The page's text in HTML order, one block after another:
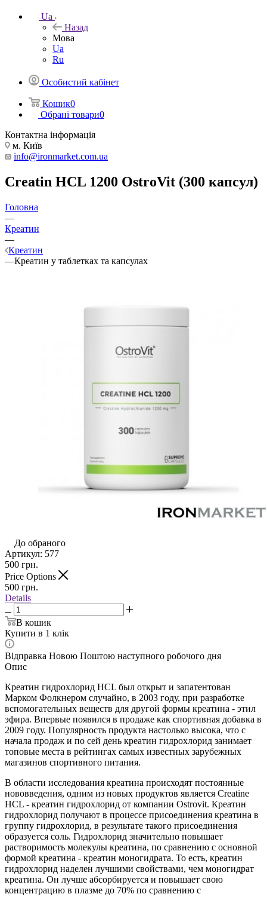
Ua
Назад
Мова
Ua
Ru
Особистий кабінет
Кошик0
Обрані товари0
Контактна інформація
м. Київ
info@ironmarket.com.ua
Creatin HCL 1200 OstroVit (300 капсул)
Головна
—
Креатин
—
Креатин
—Креатин у таблетках та капсулах
До обраного
Артикул: 577
500 грн.
Price Options
500 грн.
Details
В кошик
Купити в 1 клік
Відправка Новою Поштою наступного робочого дня
Опис
Креатин гидрохлорид HCL был открыт и запатентован
Марком Фолкнером случайно, в 2003 году, при разработке
вспомогательных веществ для другой формы креатина - этил
эфира. Впервые появился в продаже как спортивная добавка в
2009 году. Популярность продукта настолько высока, что с
начала продаж и по сей день креатин гидрохлорид занимает
топовые места в рейтингах самых известных зарубежных
магазинов спортивного питания.
В области исследования креатина происходят постоянные
нововведения, одним из новых продуктов является Creatine
HCL - креатин гидрохлорид от компании Ostrovit. Креатин
гидрохлорид получают в процессе присоединения креатина в
группу гидрохлорид, в результате такого присоединения
образуется соль. Гидрохлорид значительно повышает
растворимость молекулы креатина, по сравнению с основной
формой креатина - креатин моногидрата. То есть, креатин
гидрохлорид наделен лучшими свойствами, чем моногидрат
креатина. Он лучше абсорбируется и повышает свою
концентрацию в плазме до 70% по сравнению с